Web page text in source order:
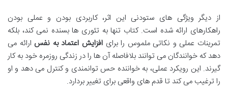
از دیگر ویژگی های ستودنی این اثر، کاربردی بودن و عملی بودن
راهکارهای ارائه شده است. کتاب تنها به تئوری ها بسنده نمی کند، بلکه
تمرینات عملی و نکاتی ملموس را برایافزایش اعتماد به نفس ارائه می
دهد که خوانندگان می توانند بلافاصله آن ها را در زندگی روزمره خود به کار
گیرند. این رویکرد عملی، به خواننده حس توانمندی و کنترل می دهد و او
را ترغیب می کند تا قدم های واقعی برای تغییر بردارد.